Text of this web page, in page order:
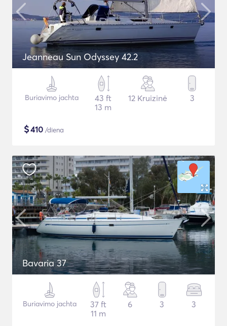
Jeanneau Sun Odyssey 42.2
Buriavimo jachta
43 ft
13 m
12 Kruizinė 3
$410 /diena
Bavaria 37
Buriavimo jachta
37 ft
11 m
6 3 3